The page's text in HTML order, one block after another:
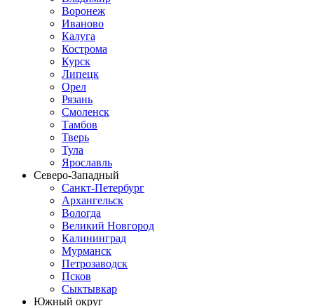
Воронеж
Иваново
Калуга
Кострома
Курск
Липецк
Орел
Рязань
Смоленск
Тамбов
Тверь
Тула
Ярославль
Северо-Западный
Санкт-Петербург
Архангельск
Вологда
Великий Новгород
Калининград
Мурманск
Петрозаводск
Псков
Сыктывкар
Южный округ